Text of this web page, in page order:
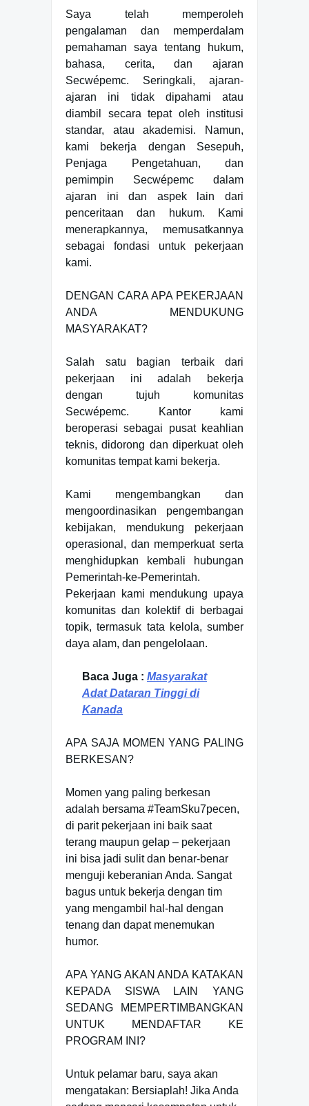
Saya telah memperoleh
pengalaman dan memperdalam
pemahaman saya tentang hukum,
bahasa, cerita, dan ajaran
Secwépemc. Seringkali, ajaran-
ajaran ini tidak dipahami atau
diambil secara tepat oleh institusi
standar, atau akademisi. Namun,
kami bekerja dengan Sesepuh,
Penjaga Pengetahuan, dan
pemimpin Secwépemc dalam
ajaran ini dan aspek lain dari
penceritaan dan hukum. Kami
menerapkannya, memusatkannya
sebagai fondasi untuk pekerjaan
kami.
DENGAN CARA APA PEKERJAAN
ANDA MENDUKUNG
MASYARAKAT?
Salah satu bagian terbaik dari
pekerjaan ini adalah bekerja
dengan tujuh komunitas
Secwépemc. Kantor kami
beroperasi sebagai pusat keahlian
teknis, didorong dan diperkuat oleh
komunitas tempat kami bekerja.
Kami mengembangkan dan
mengoordinasikan pengembangan
kebijakan, mendukung pekerjaan
operasional, dan memperkuat serta
menghidupkan kembali hubungan
Pemerintah-ke-Pemerintah.
Pekerjaan kami mendukung upaya
komunitas dan kolektif di berbagai
topik, termasuk tata kelola, sumber
daya alam, dan pengelolaan.
Baca Juga : Masyarakat
Adat Dataran Tinggi di
Kanada
APA SAJA MOMEN YANG PALING
BERKESAN?
Momen yang paling berkesan
adalah bersama #TeamSku7pecen,
di parit pekerjaan ini baik saat
terang maupun gelap – pekerjaan
ini bisa jadi sulit dan benar-benar
menguji keberanian Anda. Sangat
bagus untuk bekerja dengan tim
yang mengambil hal-hal dengan
tenang dan dapat menemukan
humor.
APA YANG AKAN ANDA KATAKAN
KEPADA SISWA LAIN YANG
SEDANG MEMPERTIMBANGKAN
UNTUK MENDAFTAR KE
PROGRAM INI?
Untuk pelamar baru, saya akan
mengatakan: Bersiaplah! Jika Anda